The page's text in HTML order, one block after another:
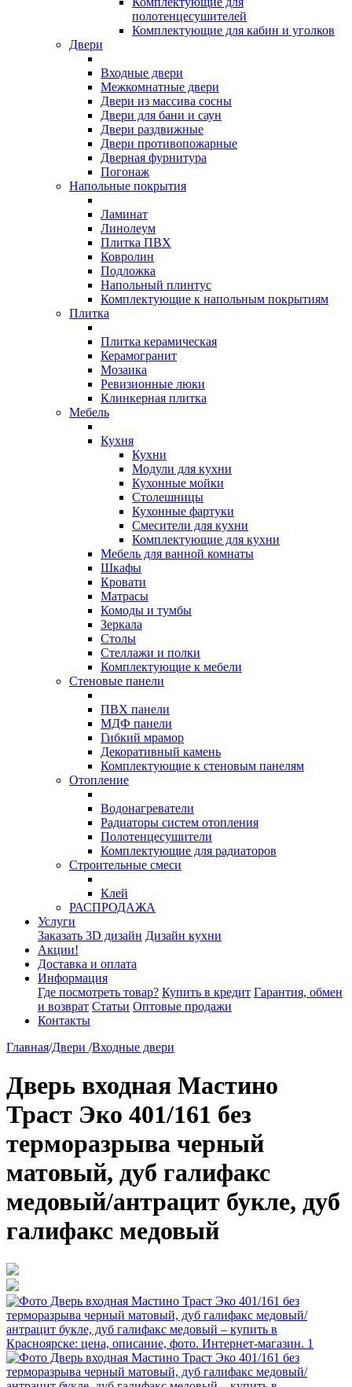
полотенцесушителей
Комплектующие для кабин и уголков
Двери
Входные двери
Межкомнатные двери
Двери из массива сосны
Двери для бани и саун
Двери раздвижные
Двери противопожарные
Дверная фурнитура
Погонаж
Напольные покрытия
Ламинат
Линолеум
Плитка ПВХ
Ковролин
Подложка
Напольный плинтус
Комплектующие к напольным покрытиям
Плитка
Плитка керамическая
Керамогранит
Мозаика
Ревизионные люки
Клинкерная плитка
Мебель
Кухня
Кухни
Модули для кухни
Кухонные мойки
Столешницы
Кухонные фартуки
Смесители для кухни
Комплектующие для кухни
Мебель для ванной комнаты
Шкафы
Кровати
Матрасы
Комоды и тумбы
Зеркала
Столы
Стеллажи и полки
Комплектующие к мебели
Стеновые панели
ПВХ панели
МДФ панели
Гибкий мрамор
Декоративный камень
Комплектующие к стеновым панелям
Отопление
Водонагреватели
Радиаторы систем отопления
Полотенцесушители
Комплектующие для радиаторов
Строительные смеси
Клей
РАСПРОДАЖА
Услуги
Заказать 3D дизайн Дизайн кухни
Акции!
Доставка и оплата
Информация
Где посмотреть товар? Купить в кредит Гарантия, обмен
и возврат Статьи Оптовые продажи
Контакты
Главная/Двери /Входные двери
Дверь входная Мастино
Траст Эко 401/161 без
терморазрыва черный
матовый, дуб галифакс
медовый/антрацит букле, дуб
галифакс медовый